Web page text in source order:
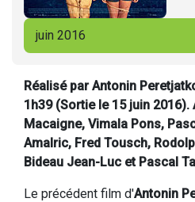
juin 2016
Réalisé par Antonin
1h39 (Sortie le 15 juin 2016).
Macaigne, Vimala Pons,
Amalric, Fred Tousch,
Bideau Jean-Luc et Pascal
Le précédent film d'Antonin